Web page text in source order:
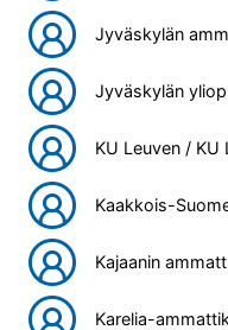
Jyväskylän
Jyväskylän
KU Leuven /
Kaakkois-
Kajaanin
Karelia-